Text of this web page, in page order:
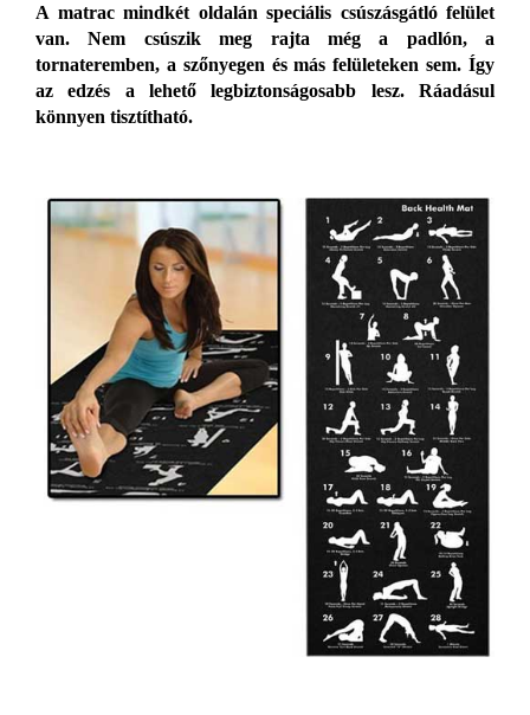
A matrac mindkét oldalán speciális csúszásgátló felület
van. Nem csúszik meg rajta még a padlón, a
tornateremben, a szőnyegen és más felületeken sem. Így
az edzés a lehető legbiztonságosabb lesz. Ráadásul
könnyen tisztítható.